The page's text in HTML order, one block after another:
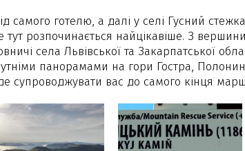
самого готелю, а далі у селі Гусний
тут розпочинається найцікавіше. З
села Львівської та Закарпатської
панорамами на гори Гостра,
супроводжувати вас до самого кінця